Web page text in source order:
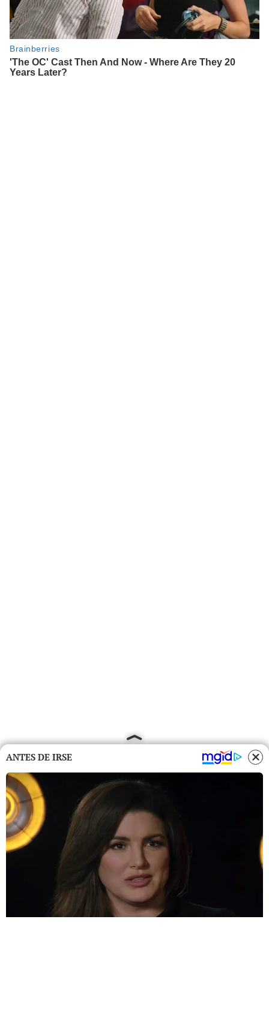
ANTES DE IRSE